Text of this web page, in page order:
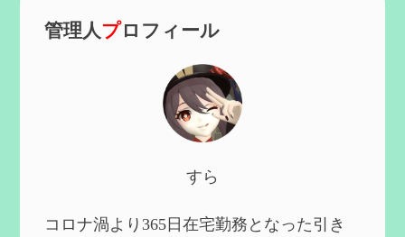
第６０回 炎神マーヴィカの性能、探索に
第５９回 アチーブメント「対決者・２」
を作成
第５８回 集敵以外のすべてを持ってしま
ったサポーターシロネンの解説【2凸ま
2024/09/02
管理人プロフィール
すら
コロナ渦より365日在宅勤務となった引き